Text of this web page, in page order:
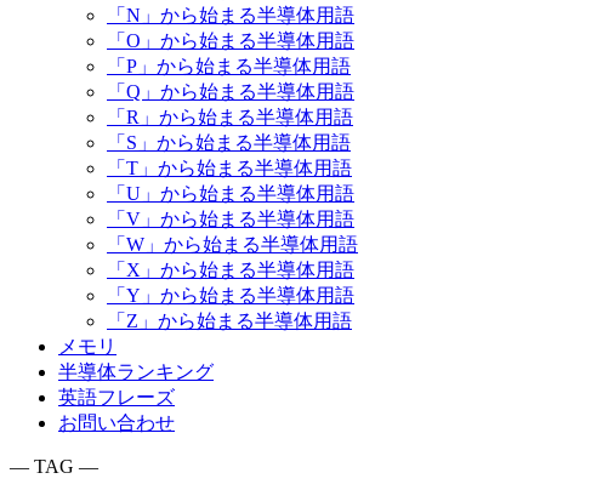
「N」から始まる半導体用語
「O」から始まる半導体用語
「P」から始まる半導体用語
「Q」から始まる半導体用語
「R」から始まる半導体用語
「S」から始まる半導体用語
「T」から始まる半導体用語
「U」から始まる半導体用語
「V」から始まる半導体用語
「W」から始まる半導体用語
「X」から始まる半導体用語
「Y」から始まる半導体用語
「Z」から始まる半導体用語
メモリ
半導体ランキング
英語フレーズ
お問い合わせ
― TAG ―